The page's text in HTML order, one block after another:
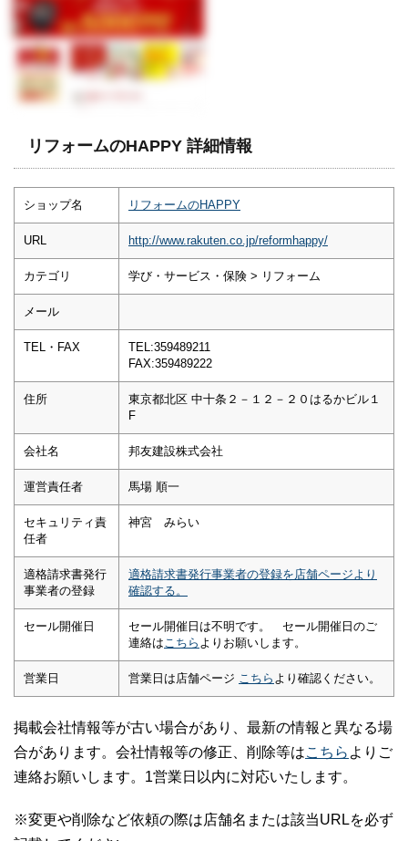
リフォームのHAPPY 詳細情報
ショップ名 リフォームのHAPPY
URL http://www.rakuten.co.jp/reformhappy/
カテゴリ 学び・サービス・保険 > リフォーム
メール
TEL・FAX
TEL:359489211
FAX:359489222
住所
東京都北区 中十条２－１２－２０はるかビル１
F
会社名 邦友建設株式会社
運営責任者 馬場 順一
セキュリティ責
任者
神宮 みらい
適格請求書発行
事業者の登録
適格請求書発行事業者の登録を店舗ページより
確認する。
セール開催日
セール開催日は不明です。 セール開催日のご
連絡は こちら よりお願いします。
営業日 営業日は店舗ページ こちら より確認ください。
掲載会社情報等が古い場合があり、最新の情報と異なる場
合があります。会社情報等の修正、削除等はこちら よりご
連絡お願いします。1営業日以内に対応いたします。
※変更や削除など依頼の際は店舗名または該当URLを必ず